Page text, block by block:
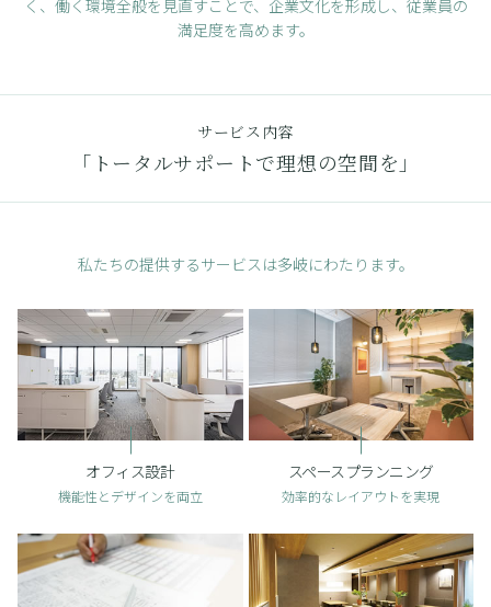
く、働く環境全般を見直すことで、企業文化を形成し、従業員の
満足度を高めます。
サービス内容
「トータルサポートで理想の空間を」
私たちの提供するサービスは多岐にわたります。
オフィス設計
機能性とデザインを両立
スペースプランニング
効率的なレイアウトを実現